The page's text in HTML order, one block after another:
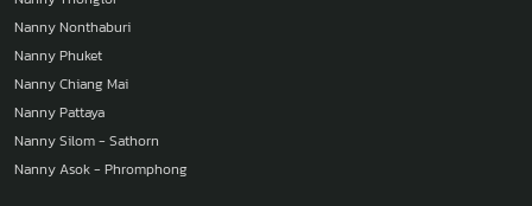
Nanny Nonthaburi
Nanny Phuket
Nanny Chiang Mai
Nanny Pattaya
Nanny Silom - Sathorn
Nanny Asok - Phromphong